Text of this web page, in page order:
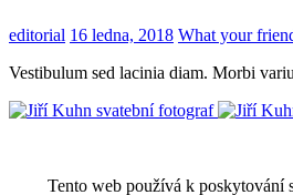
editorial 16 ledna, 2018 What your
Vestibulum sed lacinia diam. Morbi
Tento web používá k poskytování